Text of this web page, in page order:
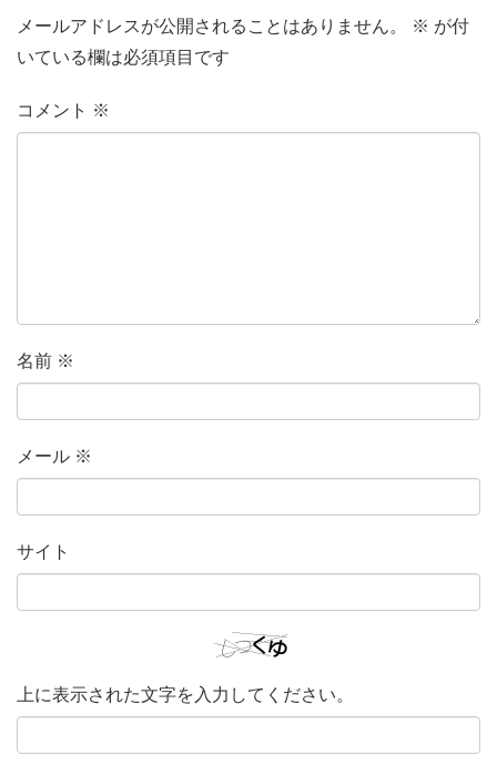
メールアドレスが公開されることはありません。 ※ が付
いている欄は必須項目です
コメント ※
名前 ※
メール ※
サイト
上に表示された文字を入力してください。